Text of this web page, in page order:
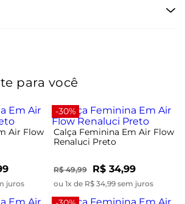
para você
Air Flow
juros
-30%
Calça Feminina Em Air Flow
Renaluci Preto
R$ 49,99 R$ 34,99
ou 1x de R$ 34,99 sem juros